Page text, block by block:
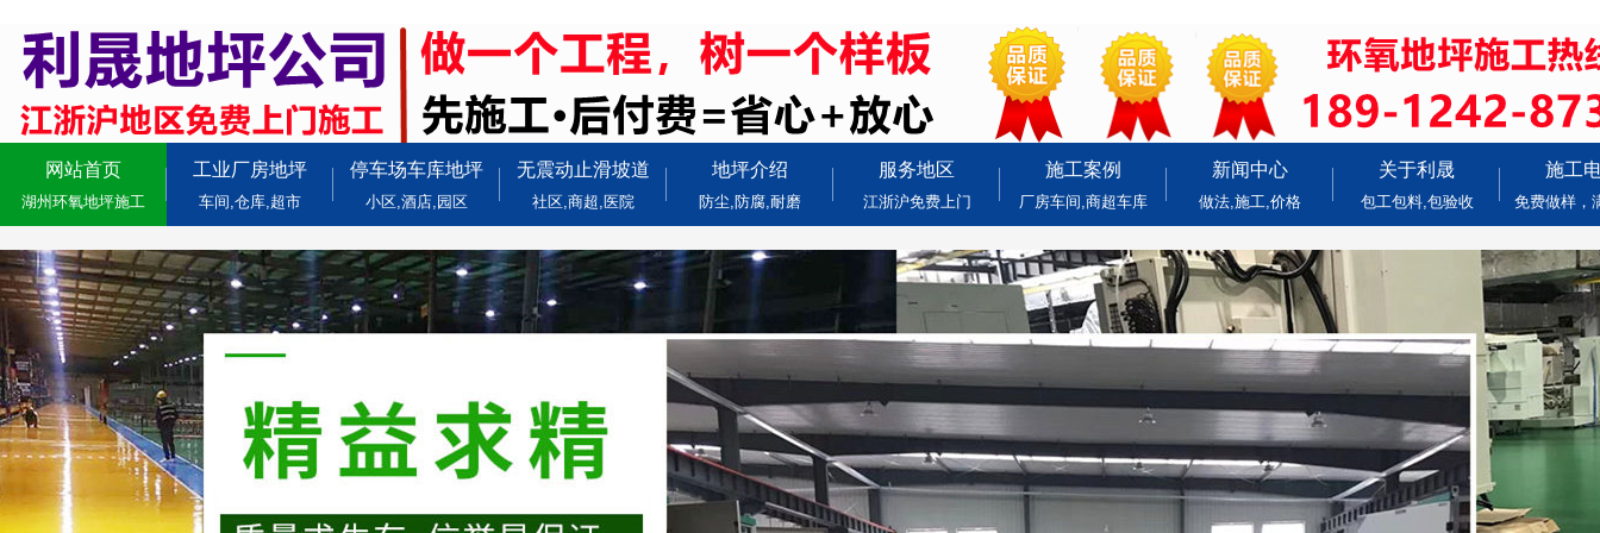
网站首页
湖州环氧地坪施工
工业厂房地坪
车间,仓库,超市
停车场车库地坪
小区,酒店,园区
无震动止滑坡道
社区,商超,医院
地坪介绍
防尘,防腐,耐磨
服务地区
江浙沪免费上门
施工案例
厂房车间,商超车库
新闻中心
做法,施工,价格
关于利晟
包工包料,包验收
施工
免费做样，